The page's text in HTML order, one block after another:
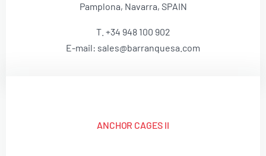
Pamplona, Navarra, SPAIN
T. +34 948 100 902
E-mail: sales@barranquesa.com
ANCHOR CAGES II